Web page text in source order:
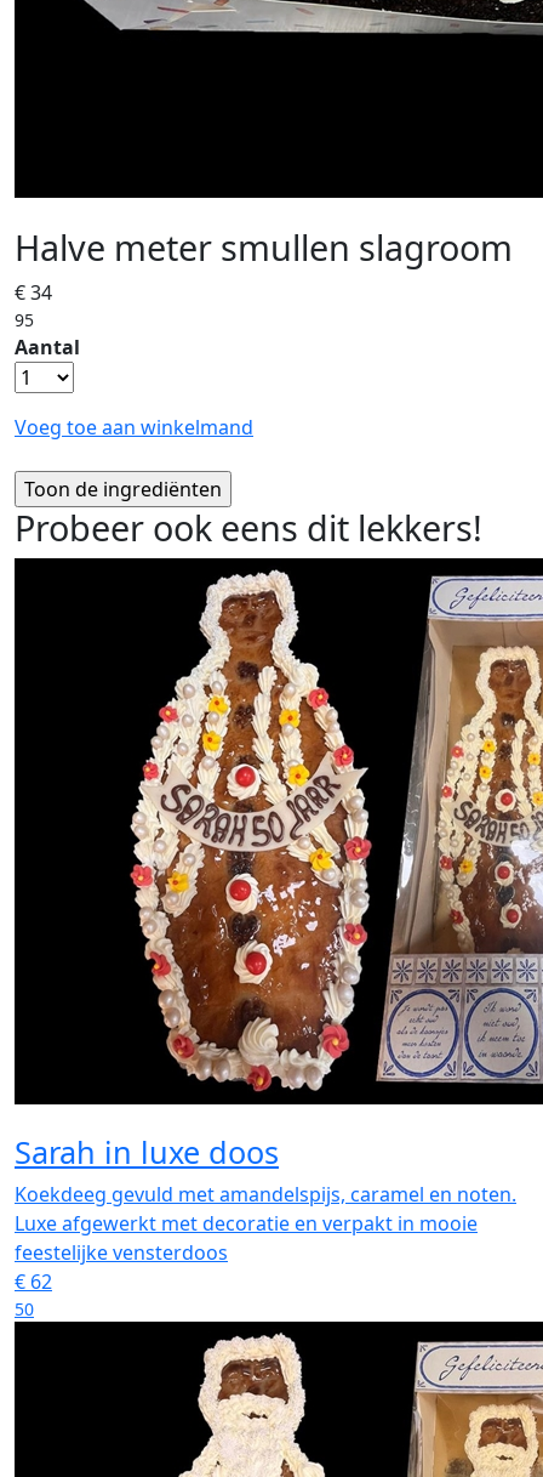
Halve meter smullen slagroom
€ 34
95
Aantal
Voeg toe aan winkelmand
Probeer ook eens dit lekkers!
Sarah in luxe doos
Koekdeeg gevuld met amandelspijs, caramel en noten.
Luxe afgewerkt met decoratie en verpakt in mooie
feestelijke vensterdoos
€ 62
50